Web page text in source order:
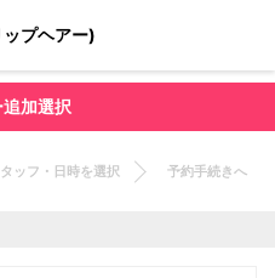
プヘアー)
追加選択
ッフ・日時を選択 予約手続きへ